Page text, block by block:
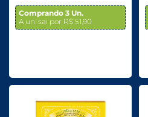
Comprando 3 Un.
A un. sai por R$ 51,90